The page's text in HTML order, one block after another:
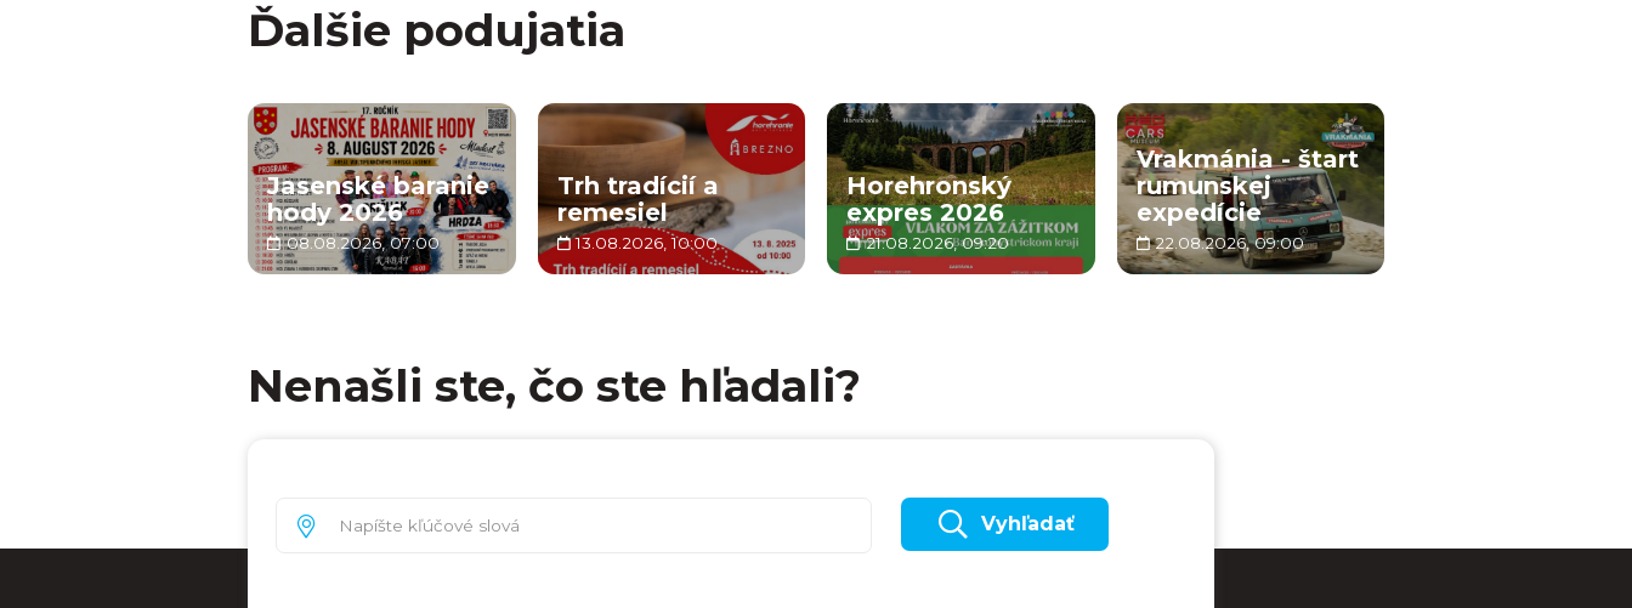
Ďalšie podujatia
Jasenské baranie
hody 2026
08.08.2026, 07:00
Trh tradícií a
remesiel
13.08.2026, 10:00
Horehronský
expres 2026
21.08.2026, 09:20
Vrakmánia - štart
rumunskej
expedície
22.08.2026, 09:00
Nenašli ste, čo ste hľadali?
Vyhľadať